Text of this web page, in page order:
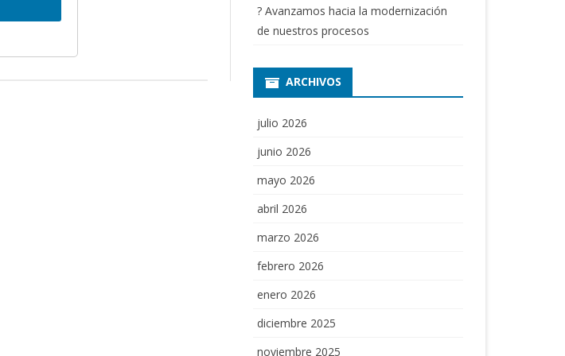
? Avanzamos hacia la modernización
de nuestros procesos
ARCHIVOS
julio 2026
junio 2026
mayo 2026
abril 2026
marzo 2026
febrero 2026
enero 2026
diciembre 2025
noviembre 2025